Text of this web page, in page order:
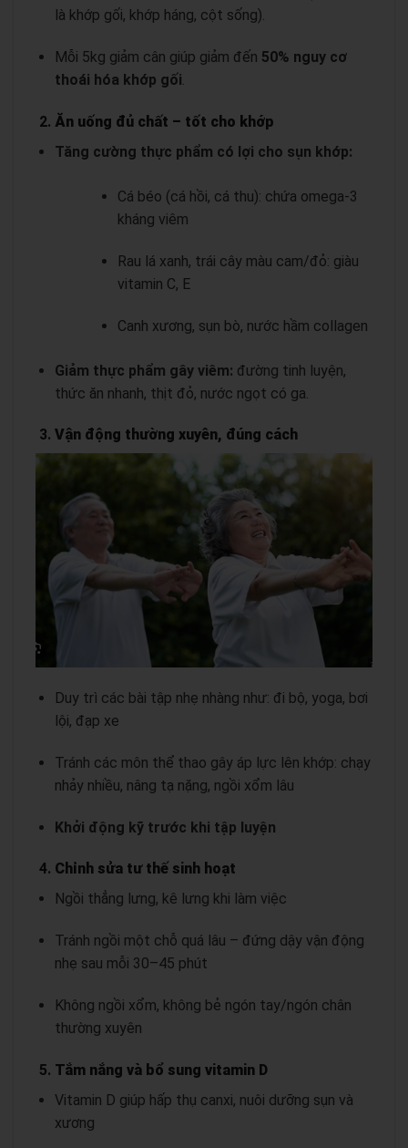
là khớp gối, khớp háng, cột sống).
Mỗi 5kg giảm cân giúp giảm đến 50% nguy cơ
thoái hóa khớp gối.
2. Ăn uống đủ chất – tốt cho khớp
Tăng cường thực phẩm có lợi cho sụn khớp:
Cá béo (cá hồi, cá thu): chứa omega-3
kháng viêm
Rau lá xanh, trái cây màu cam/đỏ: giàu
vitamin C, E
Canh xương, sụn bò, nước hầm collagen
Giảm thực phẩm gây viêm: đường tinh luyện,
thức ăn nhanh, thịt đỏ, nước ngọt có ga.
3. Vận động thường xuyên, đúng cách
Duy trì các bài tập nhẹ nhàng như: đi bộ, yoga, bơi
lội, đạp xe
Tránh các môn thể thao gây áp lực lên khớp: chạy
nhảy nhiều, nâng tạ nặng, ngồi xổm lâu
Khởi động kỹ trước khi tập luyện
4. Chỉnh sửa tư thế sinh hoạt
Ngồi thẳng lưng, kê lưng khi làm việc
Tránh ngồi một chỗ quá lâu – đứng dậy vận động
nhẹ sau mỗi 30–45 phút
Không ngồi xổm, không bẻ ngón tay/ngón chân
thường xuyên
5. Tắm nắng và bổ sung vitamin D
Vitamin D giúp hấp thụ canxi, nuôi dưỡng sụn và
xương